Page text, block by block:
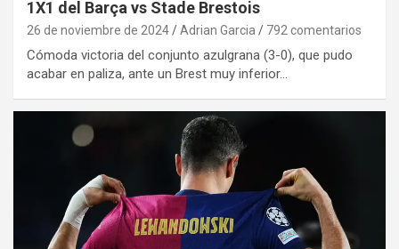
1X1 del Barça vs Stade Brestois
26 de noviembre de 2024 Adrian Garcia 792 comentarios
Cómoda victoria del conjunto azulgrana (3-0), que pudo
acabar en paliza, ante un Brest muy inferior…